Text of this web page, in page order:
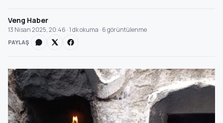
Veng Haber
13 Nisan 2025, 20:46 · 1 dk okuma · 6 görüntülenme
PAYLAŞ